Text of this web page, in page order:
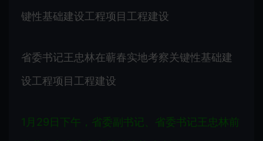
键性基础建设工程项目工程建设
省委书记王忠林在蕲春实地考察关键性基础建
设工程项目工程建设
1月29日下午，省委副书记、省委书记王忠林前